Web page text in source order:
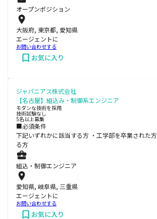
オープンポジション
大阪府, 東京都, 愛知県
エージェントに
お問い合わせする
お気に入り
ジャパニアス株式会社
【名古屋】組込み・制御系エンジニア
モダンな技術を採用
技術試験なし
5名以上募集
■必須条件
下記いずれかに該当する方 ・工学部を卒業され
る方
組込・制御エンジニア
愛知県, 岐阜県, 三重県
エージェントに
お問い合わせする
お気に入り